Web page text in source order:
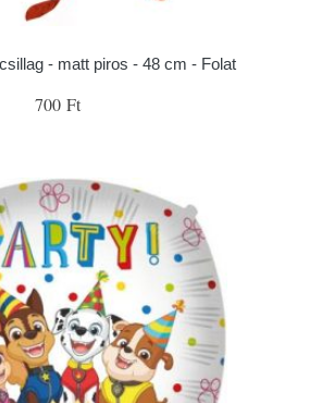
- matt piros - 48 cm - Folat
700 Ft